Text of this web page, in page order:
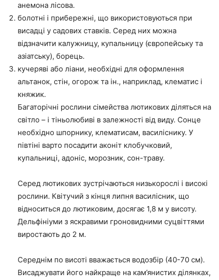
анемона лісова.
болотні і прибережні, що використовуються при
висадці у садових ставків. Серед них можна
відзначити калужницу, купальницу (європейську та
азіатську), борець.
кучеряві або ліани, необхідні для оформлення
альтанок, стін, огорож та ін., наприклад, клематис і
княжик.
Багаторічні рослини сімейства лютикових діляться на
світло – і тіньолюбиві в залежності від виду. Сонце
необхідно шпорнику, клематисам, василіснику. У
півтіні варто посадити аконіт клобучковий,
купальниці, адоніс, морозник, сон-траву.
Серед лютикових зустрічаються низькорослі і високі
рослини. Квітучий з кінця липня василісник, що
відноситься до лютиковим, досягає 1,8 м у висоту.
Дельфініуми з яскравими гроновидними суцвіттями
виростають до 2 м.
Середнім по висоті вважається водозбір (40-70 см).
Висаджувати його найкраще на кам’янистих ділянках,